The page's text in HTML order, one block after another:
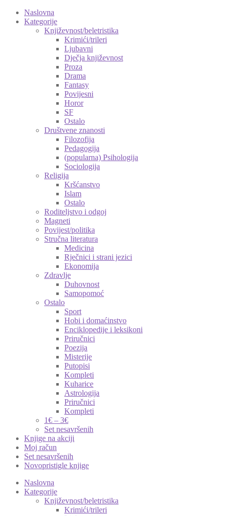
Naslovna
Kategorije
Književnost/beletristika
Krimići/trileri
Ljubavni
Dječja književnost
Proza
Drama
Fantasy
Povijesni
Horor
SF
Ostalo
Društvene znanosti
Filozofija
Pedagogija
(popularna) Psihologija
Sociologija
Religija
Kršćanstvo
Islam
Ostalo
Roditeljstvo i odgoj
Magneti
Povijest/politika
Stručna literatura
Medicina
Rječnici i strani jezici
Ekonomija
Zdravlje
Duhovnost
Samopomoć
Ostalo
Sport
Hobi i domaćinstvo
Enciklopedije i leksikoni
Priručnici
Poezija
Misterije
Putopisi
Kompleti
Kuharice
Astrologija
Priručnici
Kompleti
1€ – 3€
Set nesavršenih
Knjige na akciji
Moj račun
Set nesavršenih
Novopristigle knjige
Naslovna
Kategorije
Književnost/beletristika
Krimići/trileri